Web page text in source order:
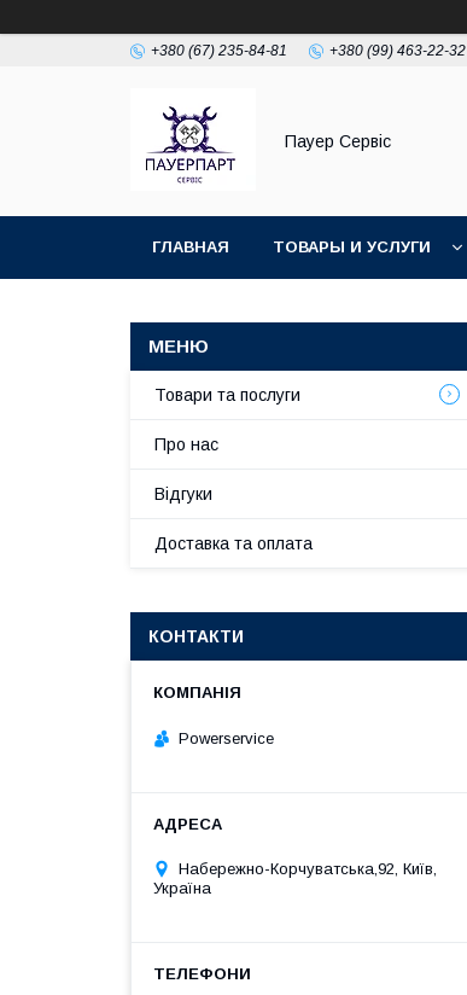
+380 (67) 235-84-81 +380 (99) 463-22-32
Пауер Сервіс
ГЛАВНАЯ ТОВАРЫ И УСЛУГИ
Товари та послуги
Про нас
Відгуки
Доставка та оплата
КОНТАКТИ
Powerservice
Набережно-Корчуватська,92, Київ,
Україна